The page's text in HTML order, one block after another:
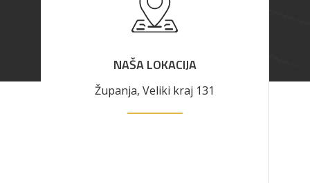
NAŠA LOKACIJA
Županja, Veliki kraj 131